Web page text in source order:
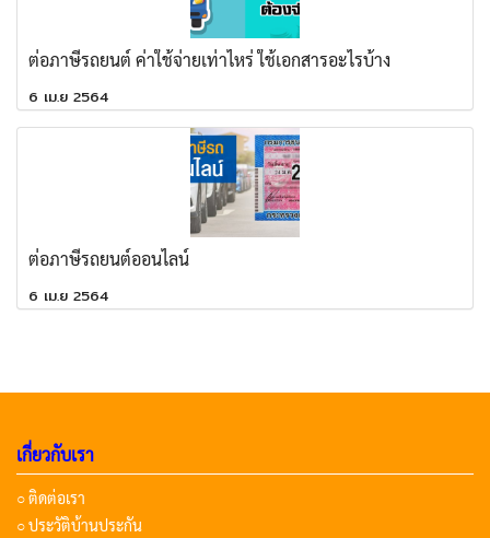
ต่อภาษีรถยนต์ ค่าใช้จ่ายเท่าไหร่ ใช้เอกสารอะไรบ้าง
6 เม.ย 2564
ต่อภาษีรถยนต์ออนไลน์
6 เม.ย 2564
เกี่ยวกับเรา
○ ติดต่อเรา
○ ประวัติบ้านประกัน